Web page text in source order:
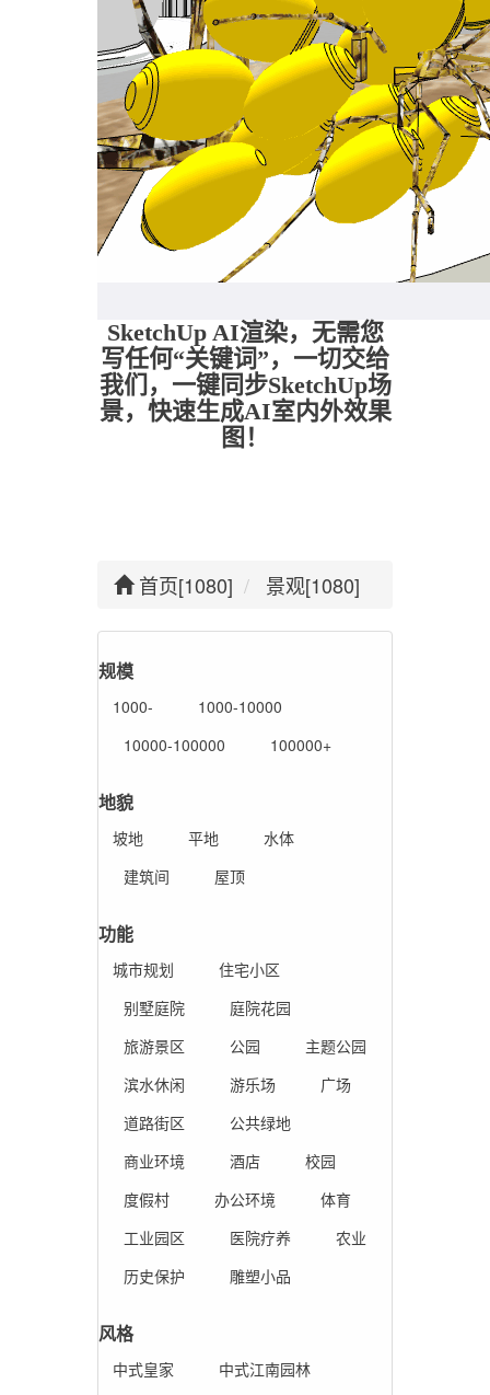
SketchUp AI渲染，无需您
写任何“关键词”，一切交给
我们，一键同步SketchUp场
景，快速生成AI室内外效果
图！
首页[1080] 景观[1080]
规模
1000-
1000-10000
10000-100000
100000+
地貌
坡地 平地
水体
建筑间
屋顶
功能
城市规划
住宅小区
别墅庭院
庭院花园
旅游景区
公园
主题公园
滨水休闲
游乐场
广场
道路街区
公共绿地
商业环境
酒店
校园
度假村
办公环境
体育
工业园区
医院疗养
农业
历史保护
雕塑小品
风格
中式皇家
中式江南园林